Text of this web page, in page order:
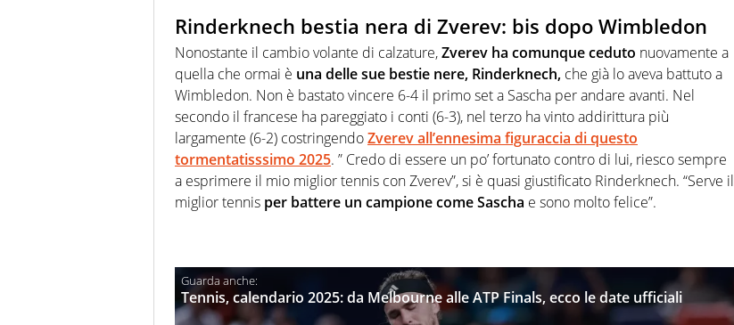
Rinderknech bestia nera di Zverev: bis dopo Wimbledon
Nonostante il cambio volante di calzature,Zverev ha comunque ceduto nuovamente a
quella che ormai è una delle sue bestie nere, Rinderknech, che già lo aveva battuto a
Wimbledon. Non è bastato vincere 6-4 il primo set a Sascha per andare avanti. Nel
secondo il francese ha pareggiato i conti (6-3), nel terzo ha vinto addirittura più
largamente (6-2) costringendoZverev all’ennesima figuraccia di questo
tormentatisssimo 2025. ” Credo di essere un po’ fortunato contro di lui, riesco sempre
a esprimere il mio miglior tennis con Zverev”, si è quasi giustificato Rinderknech. “Serve il
miglior tennis per battere un campione come Sascha e sono molto felice”.
Tennis, calendario 2025: da Melbourne alle ATP Finals, ecco le date ufficiali